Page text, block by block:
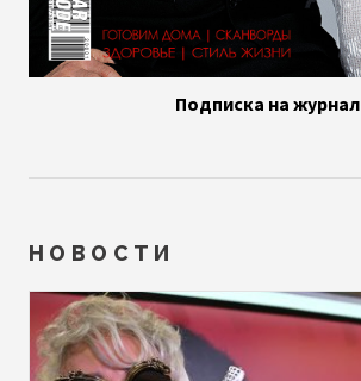
Подписка на журнал
НОВОСТИ